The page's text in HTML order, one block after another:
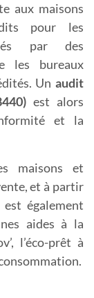
aux maisons
pour les
par des
les bureaux
Un audit
est alors
et la
maisons et
et à partir
également
aides à la
l’éco-prêt à